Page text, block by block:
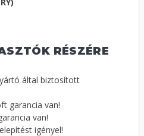
RÉSZÉRE
által biztosított
garancia van!
van!
igényel!